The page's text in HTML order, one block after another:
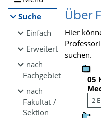
Suche
Einfach
Erweitert
nach
Fachgebiet
nach
Fakultät /
Sektion
Über
Hier
suchen.
05
2